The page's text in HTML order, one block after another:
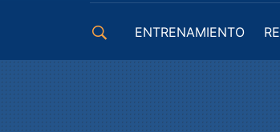
ENTRENAMIENTO